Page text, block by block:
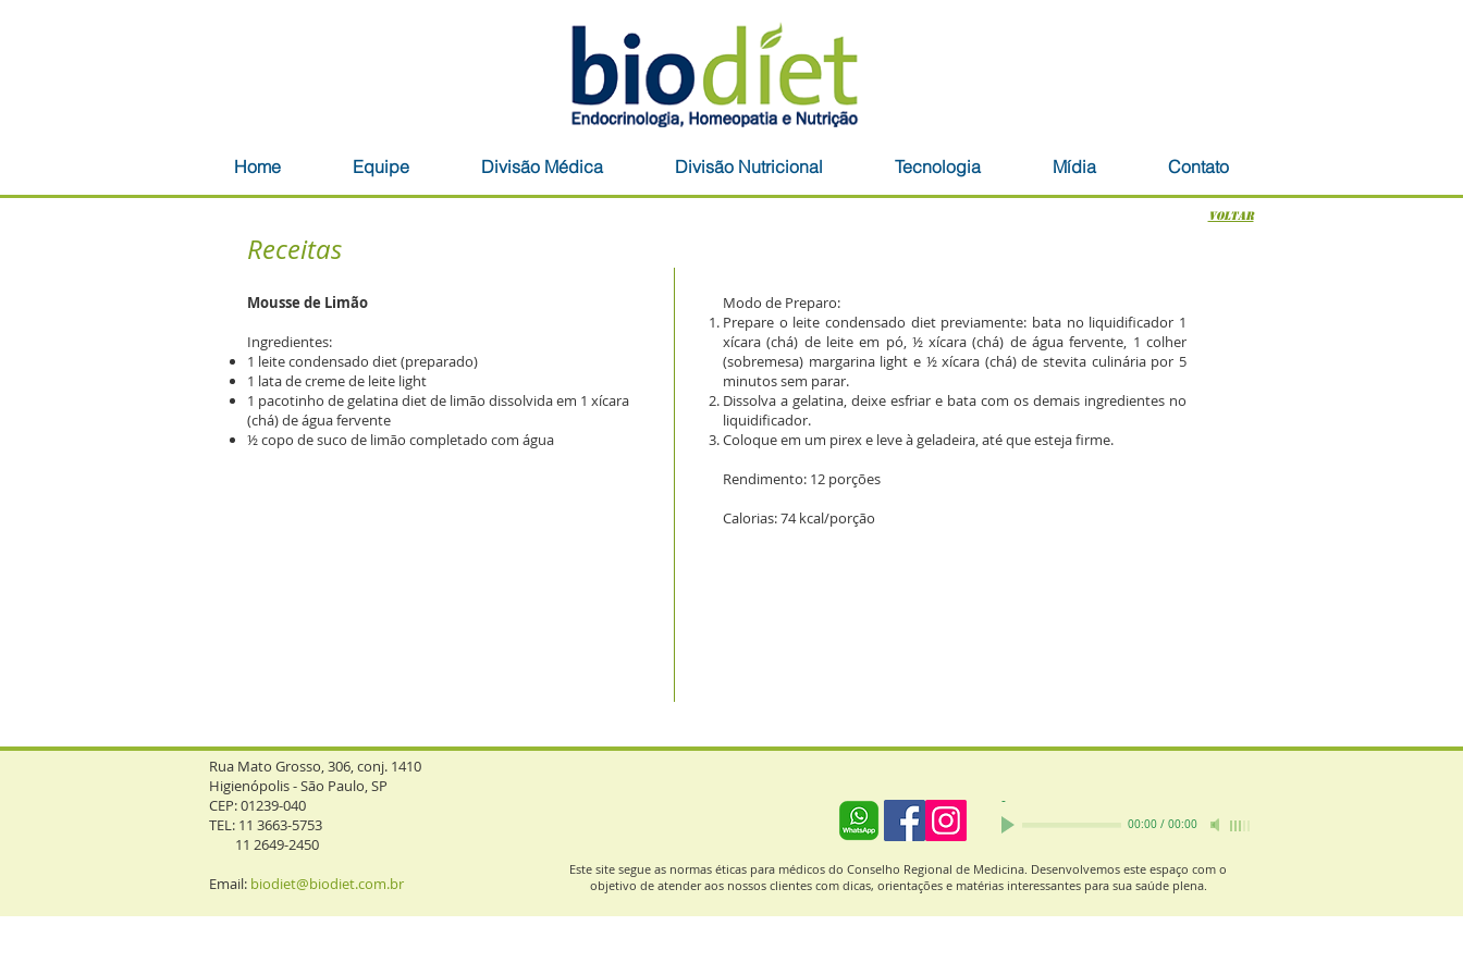
Home Equipe Divisão Médica Divisão Nutricional Tecnologia Mídia Contato
Receitas
Mousse de Limão
Ingredientes:
1 leite condensado diet (preparado)
1 lata de creme de leite light
1 pacotinho de gelatina diet de limão dissolvida em 1 xícara
(chá) de água fervente
½ copo de suco de limão completado com água
Modo de Preparo:
Prepare o leite condensado diet previamente: bata no liquidificador 1
xícara (chá) de leite em pó, ½ xícara (chá) de água fervente, 1 colher
(sobremesa) margarina light e ½ xícara (chá) de stevita culinária por 5
minutos sem parar.
Dissolva a gelatina, deixe esfriar e bata com os demais ingredientes no
liquidificador.
Coloque em um pirex e leve à geladeira, até que esteja firme.
Rendimento: 12 porções
Calorias: 74 kcal/porção
voltar
Este site segue as normas éticas para médicos do Conselho Regional de Medicina. Desenvolvemos este espaço com o
objetivo de atender aos nossos clientes com dicas, orientações e matérias interessantes para sua saúde plena.
-
00:00 / 00:00
Rua Mato Grosso, 306, conj. 1410
Higienópolis - São Paulo, SP
CEP: 01239-040
TEL: 11 3663-5753
11 2649-2450
Email: biodiet@biodiet.com.br